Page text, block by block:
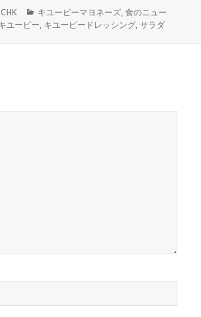
作
成
CHK
カ
テ
キユーピーマヨネーズ,食のニュー
ユーピー, キユーピードレッシング,サラダ